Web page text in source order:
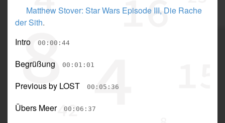
Matthew Stover: Star Wars Episode III, Die Rache
der Sith.
Intro
00:00:44
Begrüßung 00:01:01
Previous by LOST 00:05:36
Übers Meer 00:06:37